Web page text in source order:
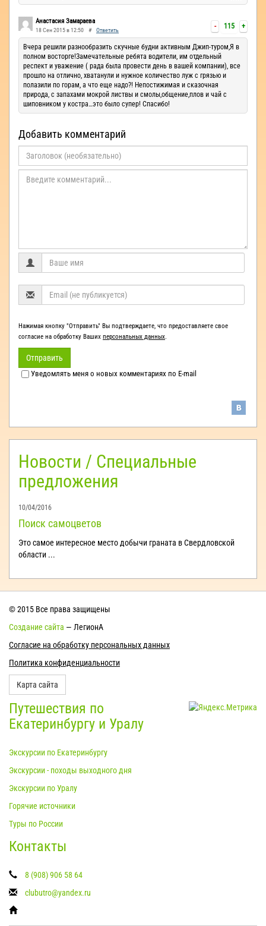
- 115 +
Анастасия Замараева
18 Сен 2015 в 12:50 # Ответить
Вчера решили разнообразить скучные будни активным Джип-туром,Я в
полном восторге!Замечательные ребята водители, им отдельный
респект и уважение ( рада была провести день в вашей компании), все
прошло на отлично, хватанули и нужное количество луж с грязью и
полазили по горам, а что еще надо?! Непостижимая и сказочная
природа, с запахами мокрой листвы и смолы,общение,плов и чай с
шиповником у костра…это было супер! Спасибо!
Добавить комментарий
Нажимая кнопку "Отправить" Вы подтверждаете, что предоставляете свое
согласие на обработку Ваших персональных данных.
Отправить
Уведомлять меня о новых комментариях по E-mail
Новости / Специальные
предложения
10/04/2016
Поиск самоцветов
Это самое интересное место добычи граната в Свердловской
области ...
© 2015 Все права защищены
Создание сайта — ЛегионА
Согласие на обработку персональных данных
Политика конфиденциальности
Карта сайта
Путешествия по
Екатеринбургу и Уралу
Экскурсии по Екатеринбургу
Экскурсии - походы выходного дня
Экскурсии по Уралу
Горячие источники
Туры по России
Контакты
8 (908) 906 58 64
clubutro@yandex.ru